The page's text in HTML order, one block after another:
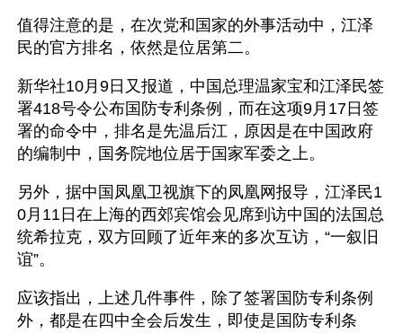
值得注意的是，在次党和国家的外事活动中，江泽
民的官方排名，依然是位居第二。
新华社10月9日又报道，中国总理温家宝和江泽民签
署418号令公布国防专利条例，而在这项9月17日签
署的命令中，排名是先温后江，原因是在中国政府
的编制中，国务院地位居于国家军委之上。
另外，据中国凤凰卫视旗下的凤凰网报导，江泽民1
0月11日在上海的西郊宾馆会见席到访中国的法国总
统希拉克，双方回顾了近年来的多次互访，“一叙旧
谊”。
应该指出，上述几件事件，除了签署国防专利条例
外，都是在四中全会后发生，即使是国防专利条